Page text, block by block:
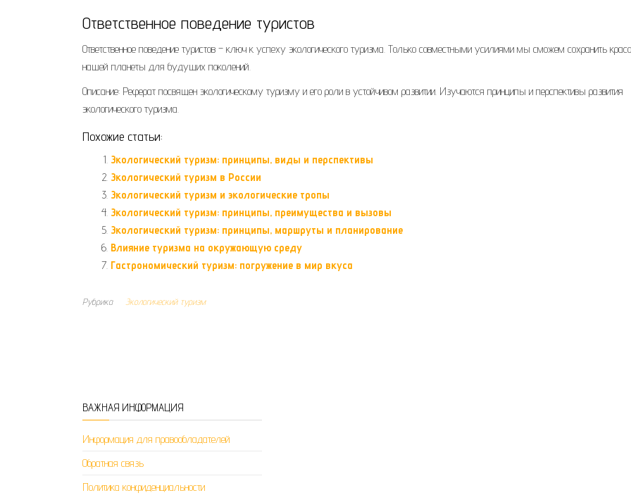
Ответственное поведение туристов
Ответственное поведение туристов – ключ к успеху экологического туризма. Только совместными усилиями мы сможем сохранить
нашей планеты для будущих поколений.
Описание: Реферат посвящен экологическому туризму и его роли в устойчивом развитии. Изучаются принципы и перспективы развития
экологического туризма.
Похожие статьи:
Экологический туризм: принципы, виды и перспективы
Экологический туризм в России
Экологический туризм и экологические тропы
Экологический туризм: принципы, преимущества и вызовы
Экологический туризм: принципы, маршруты и планирование
Влияние туризма на окружающую среду
Гастрономический туризм: погружение в мир вкуса
Рубрика Экологический туризм
ВАЖНАЯ ИНФОРМАЦИЯ
Информация для правообладателей
Обратная связь
Политика конфиденциальности